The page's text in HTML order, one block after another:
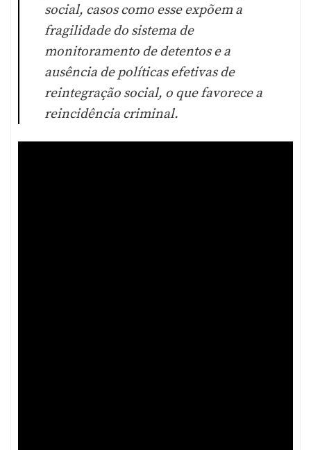
social, casos como esse expõem a
fragilidade do sistema de
monitoramento de detentos e a
ausência de políticas efetivas de
reintegração social, o que favorece a
reincidência criminal.